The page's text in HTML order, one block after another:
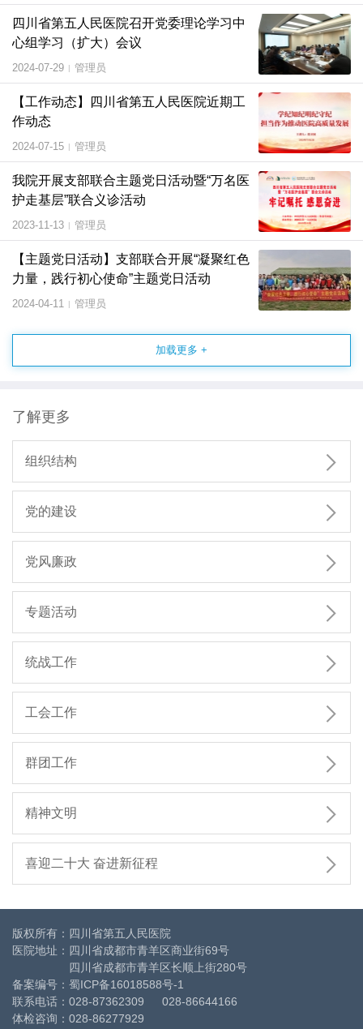
四川省第五人民医院召开党委理论学习中
心组学习（扩大）会议
2024-07-29 | 管理员
【工作动态】四川省第五人民医院近期工
作动态
2024-07-15 | 管理员
我院开展支部联合主题党日活动暨“万名医
护走基层”联合义诊活动
2023-11-13 | 管理员
【主题党日活动】支部联合开展“凝聚红色
力量，践行初心使命”主题党日活动
2024-04-11 | 管理员
加载更多 +
了解更多
组织结构 
党的建设 
党风廉政 
专题活动 
统战工作 
工会工作 
群团工作 
精神文明 
喜迎二十大 奋进新征程 
版权所有：四川省第五人民医院
医院地址：四川省成都市青羊区商业街69号
四川省成都市青羊区长顺上街280号
备案编号： 蜀ICP备16018588号-1
联系电话：028-87362309 028-86644166
体检咨询：028-86277929